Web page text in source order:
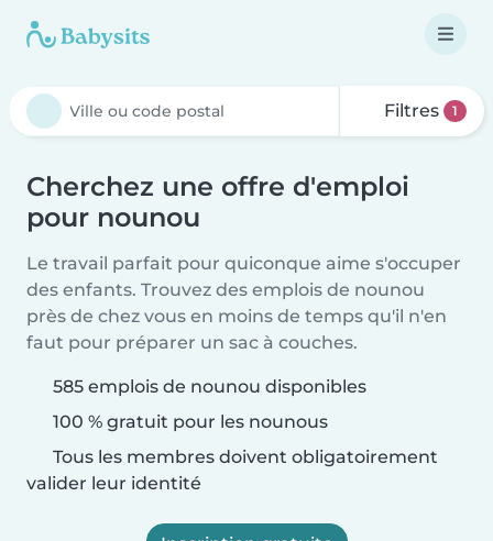
Filtres 1
Cherchez une offre d'emploi
pour nounou
Le travail parfait pour quiconque aime s'occuper
des enfants. Trouvez des emplois de nounou
près de chez vous en moins de temps qu'il n'en
faut pour préparer un sac à couches.
585 emplois de nounou disponibles
100 % gratuit pour les nounous
Tous les membres doivent obligatoirement
valider leur identité